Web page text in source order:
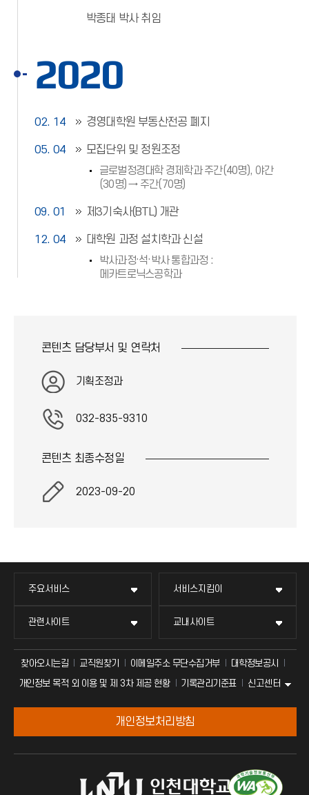
박종태 박사 취임
2020
02. 14 경영대학원 부동산전공 폐지
05. 04
모집단위 및 정원조정
글로벌정경대학 경제학과 주간(40명), 야간
(30명) → 주간(70명)
09. 01 제3기숙사(BTL) 개관
12. 04
대학원 과정 설치학과 신설
박사과정·석·박사 통합과정 :
메카트로닉스공학과
콘텐츠 담당부서 및 연락처
기획조정과
032-835-9310
콘텐츠 최종수정일
2023-09-20
주요서비스 서비스지킴이
관련사이트 교내사이트
찾아오시는길 교직원찾기 이메일주소 무단수집거부
대학정보공시
개인정보 목적 외 이용 및 제 3차 제공 현황
기록관리기준표 신고센터
개인정보처리방침